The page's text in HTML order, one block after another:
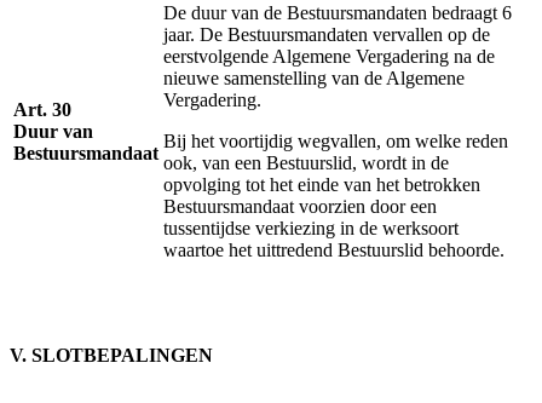
Art. 30
Duur van
Bestuursmandaat
De duur van de Bestuursmandaten bedraagt 6
jaar. De Bestuursmandaten vervallen op de
eerstvolgende Algemene Vergadering na de
nieuwe samenstelling van de Algemene
Vergadering.
Bij het voortijdig wegvallen, om welke reden
ook, van een Bestuurslid, wordt in de
opvolging tot het einde van het betrokken
Bestuursmandaat voorzien door een
tussentijdse verkiezing in de werksoort
waartoe het uittredend Bestuurslid behoorde.
V. SLOTBEPALINGEN